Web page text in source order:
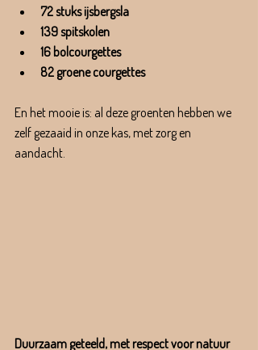
72 stuks ijsbergsla
139 spitskolen
16 bolcourgettes
82 groene courgettes
En het mooie is: al deze groenten hebben we
zelf gezaaid in onze kas, met zorg en
aandacht.
Duurzaam geteeld, met respect voor natuur